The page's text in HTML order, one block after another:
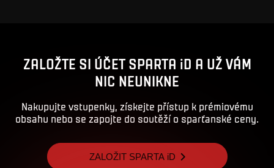
ZALOŽTE SI ÚČET SPARTA iD A UŽ VÁM
NIC NEUNIKNE
Nakupujte vstupenky, získejte přístup k prémiovému
obsahu nebo se zapojte do soutěží o sparťanské ceny.
ZALOŽIT SPARTA iD